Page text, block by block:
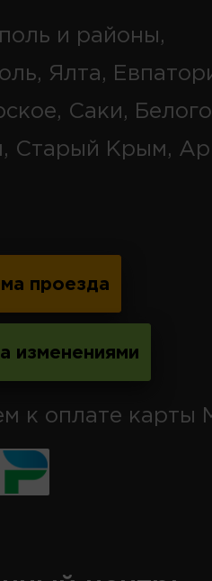
и районы,
Ялта,
Саки,
Старый Крым,
проезда
изменениями
к оплате карты